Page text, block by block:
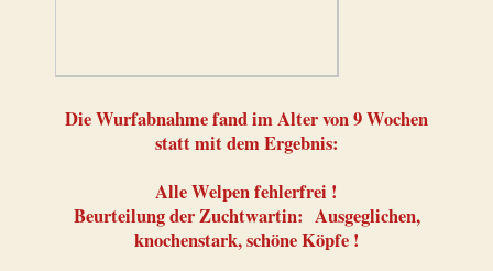
Die Wurfabnahme fand im Alter von 9 Wochen
statt mit dem Ergebnis:
Alle Welpen fehlerfrei !
Beurteilung der Zuchtwartin: Ausgeglichen,
knochenstark, schöne Köpfe !